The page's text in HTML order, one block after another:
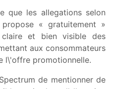
que les allegations selon
« gratuitement »
claire et bien visible des
aux consommateurs
l\'offre promotionnelle.
de mentionner de